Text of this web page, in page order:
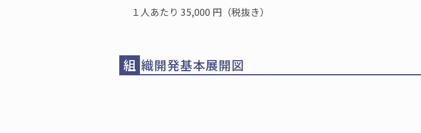
１人あたり 35,000 円 （税抜き）
組 織開発基本展開図